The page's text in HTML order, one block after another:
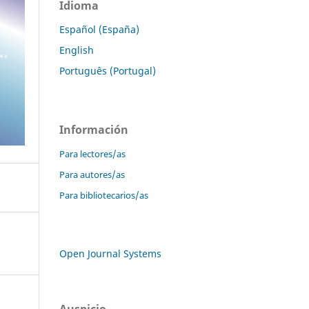
Idioma
Español (España)
English
Português (Portugal)
Información
Para lectores/as
Para autores/as
Para bibliotecarios/as
Open Journal Systems